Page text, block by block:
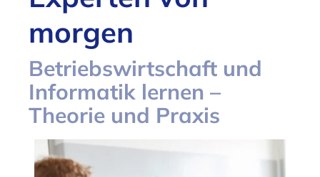
morgen
Betriebswirtschaft und
Informatik lernen –
Theorie und Praxis